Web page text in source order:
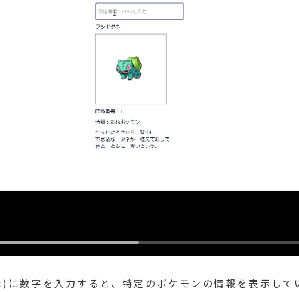
数字を入力すると、特定のポケモンの情報を表示して